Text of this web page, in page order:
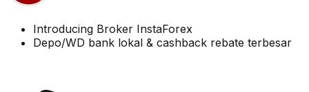
Introducing Broker InstaForex
Depo/WD bank lokal & cashback rebate terbesar